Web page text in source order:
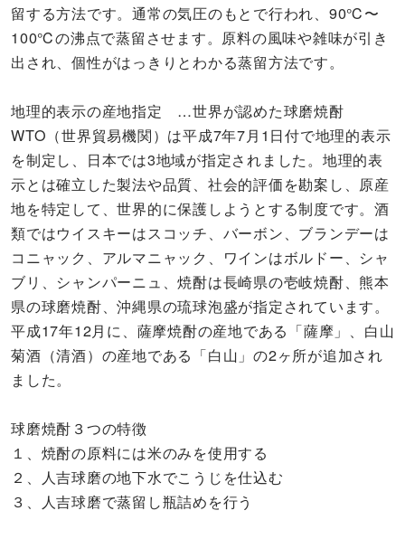
留する方法です。通常の気圧のもとで行われ、90℃〜
100℃の沸点で蒸留させます。原料の風味や雑味が引き
出され、個性がはっきりとわかる蒸留方法です。
地理的表示の産地指定 …世界が認めた球磨焼酎
WTO（世界貿易機関）は平成7年7月1日付で地理的表示
を制定し、日本では3地域が指定されました。地理的表
示とは確立した製法や品質、社会的評価を勘案し、原産
地を特定して、世界的に保護しようとする制度です。酒
類ではウイスキーはスコッチ、バーボン、ブランデーは
コニャック、アルマニャック、ワインはボルドー、シャ
ブリ、シャンパーニュ、焼酎は長崎県の壱岐焼酎、熊本
県の球磨焼酎、沖縄県の琉球泡盛が指定されています。
平成17年12月に、薩摩焼酎の産地である「薩摩」、白山
菊酒（清酒）の産地である「白山」の2ヶ所が追加され
ました。
球磨焼酎３つの特徴
１、焼酎の原料には米のみを使用する
２、人吉球磨の地下水でこうじを仕込む
３、人吉球磨で蒸留し瓶詰めを行う